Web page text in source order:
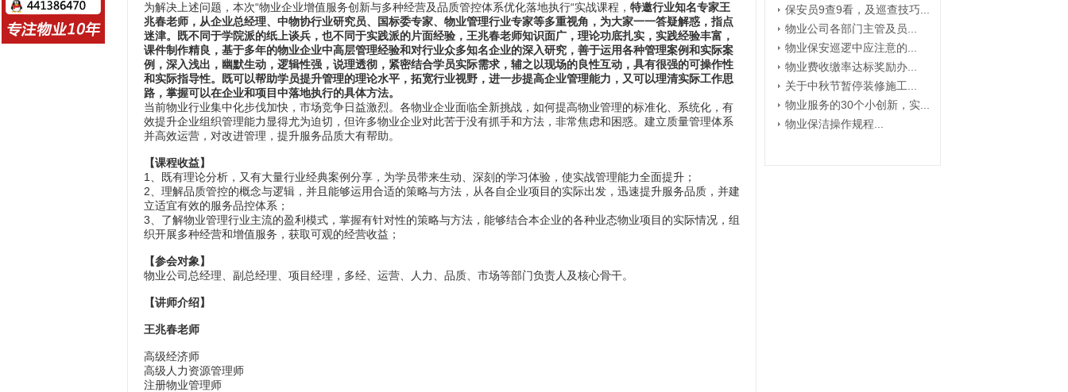
为解决上述问题，本次“物业企业增值服务创新与多种经营及品质管控体系优化落地执行“实战课程， 特邀行业知名专家王
兆春老师，从企业总经理、中物协行业研究员、国标委专家、物业管理行业专家等多重视角，为大家一一答疑解惑，指点
迷津。既不同于学院派的纸上谈兵，也不同于实践派的片面经验，王兆春老师知识面广，理论功底扎实，实践经验丰富，
课件制作精良，基于多年的物业企业中高层管理经验和对行业众多知名企业的深入研究，善于运用各种管理案例和实际案
例，深入浅出，幽默生动，逻辑性强，说理透彻，紧密结合学员实际需求，辅之以现场的良性互动，具有很强的可操作性
和实际指导性。既可以帮助学员提升管理的理论水平，拓宽行业视野，进一步提高企业管理能力，又可以理清实际工作思
路，掌握可以在企业和项目中落地执行的具体方法。
当前物业行业集中化步伐加快，市场竞争日益激烈。各物业企业面临全新挑战，如何提高物业管理的标准化、系统化，有
效提升企业组织管理能力显得尤为迫切，但许多物业企业对此苦于没有抓手和方法，非常焦虑和困惑。建立质量管理体系
并高效运营，对改进管理，提升服务品质大有帮助。
【课程收益】
1、既有理论分析，又有大量行业经典案例分享，为学员带来生动、深刻的学习体验，使实战管理能力全面提升；
2、理解品质管控的概念与逻辑，并且能够运用合适的策略与方法，从各自企业项目的实际出发，迅速提升服务品质，并建
立适宜有效的服务品控体系；
3、了解物业管理行业主流的盈利模式，掌握有针对性的策略与方法，能够结合本企业的各种业态物业项目的实际情况，组
织开展多种经营和增值服务，获取可观的经营收益；
【参会对象】
物业公司总经理、副总经理、项目经理，多经、运营、人力、品质、市场等部门负责人及核心骨干。
【讲师介绍】
王兆春老师
高级经济师
高级人力资源管理师
注册物业管理师
保安员9查9看，及巡查技巧...
物业公司各部门主管及员...
物业保安巡逻中应注意的...
物业费收缴率达标奖励办...
关于中秋节暂停装修施工...
物业服务的30个小创新，实...
物业保洁操作规程...